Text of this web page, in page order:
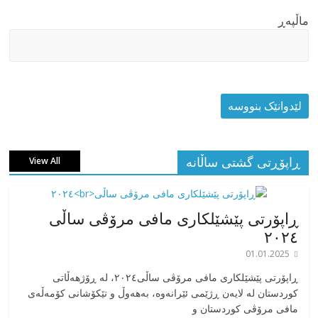
ماڵپه‌ڕ
ڕاپۆڕتی گشتی ساڵانه View All
ڕاپۆرتی پێشێلکاری مافی مرۆڤی ساڵی
٢٠٢٤
01.01.2025
‎ڕاپۆرتی پێشێلکاری مافی مرۆڤی ساڵی٢٠٢٤، له ڕۆژهەڵاتی
کوردستان له لایەن ڕژێمی ئێرانەوە، بە‎هەوڵ و تێکۆشانی کۆمەڵەی
مافی مرۆڤی کوردستان و